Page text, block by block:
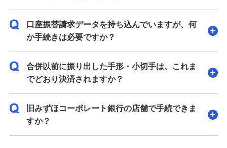
口座振替請求データを持ち込んでいますが、何
か手続きは必要ですか？
合併以前に振り出した手形・小切手は、これま
でどおり決済されますか？
旧みずほコーポレート銀行の店舗で手続できま
すか？